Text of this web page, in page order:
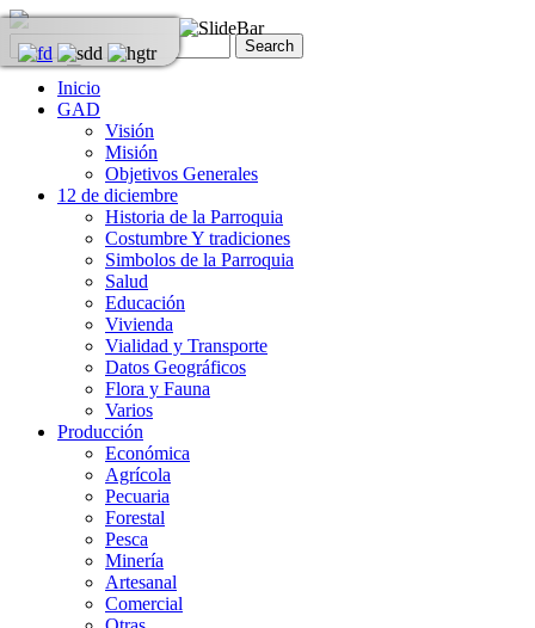
Inicio
GAD
Visión
Misión
Objetivos Generales
12 de diciembre
Historia de la Parroquia
Costumbre Y tradiciones
Simbolos de la Parroquia
Salud
Educación
Vivienda
Vialidad y Transporte
Datos Geográficos
Flora y Fauna
Varios
Producción
Económica
Agrícola
Pecuaria
Forestal
Pesca
Minería
Artesanal
Comercial